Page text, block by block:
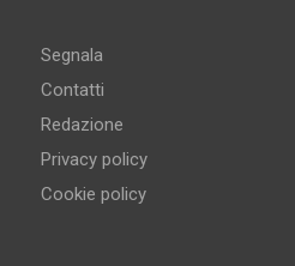
Segnala
Contatti
Redazione
Privacy policy
Cookie policy